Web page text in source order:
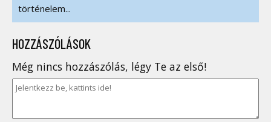
történelem...
HOZZÁSZÓLÁSOK
Még nincs hozzászólás, légy Te az első!